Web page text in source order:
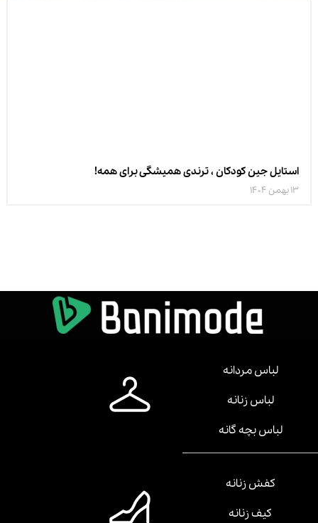
استایل جین کودکان ، ترندی همیشگی برای همه!
13 بهمن 1404
لباس مردانه
لباس زنانه
لباس بچه گانه
کفش زنانه
کیف زنانه